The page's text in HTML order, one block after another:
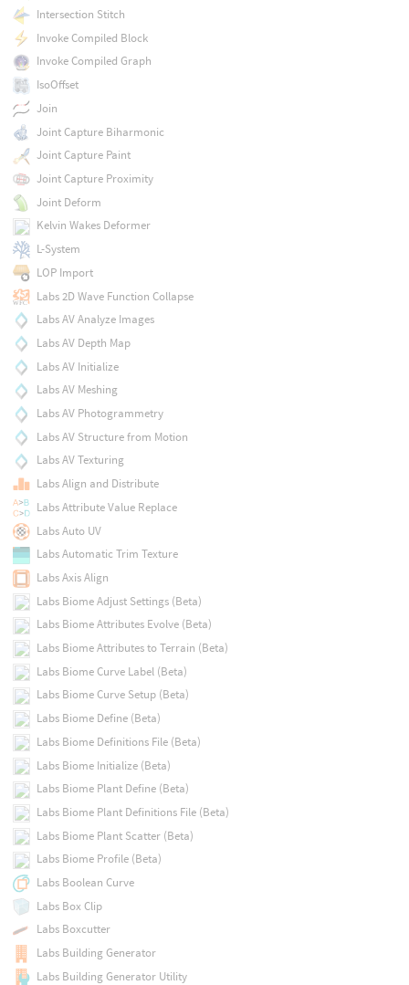
Intersection Stitch
Invoke Compiled Block
Invoke Compiled Graph
IsoOffset
Join
Joint Capture Biharmonic
Joint Capture Paint
Joint Capture Proximity
Joint Deform
Kelvin Wakes Deformer
L-System
LOP Import
Labs 2D Wave Function Collapse
Labs AV Analyze Images
Labs AV Depth Map
Labs AV Initialize
Labs AV Meshing
Labs AV Photogrammetry
Labs AV Structure from Motion
Labs AV Texturing
Labs Align and Distribute
Labs Attribute Value Replace
Labs Auto UV
Labs Automatic Trim Texture
Labs Axis Align
Labs Biome Adjust Settings (Beta)
Labs Biome Attributes Evolve (Beta)
Labs Biome Attributes to Terrain (Beta)
Labs Biome Curve Label (Beta)
Labs Biome Curve Setup (Beta)
Labs Biome Define (Beta)
Labs Biome Definitions File (Beta)
Labs Biome Initialize (Beta)
Labs Biome Plant Define (Beta)
Labs Biome Plant Definitions File (Beta)
Labs Biome Plant Scatter (Beta)
Labs Biome Profile (Beta)
Labs Boolean Curve
Labs Box Clip
Labs Boxcutter
Labs Building Generator
Labs Building Generator Utility